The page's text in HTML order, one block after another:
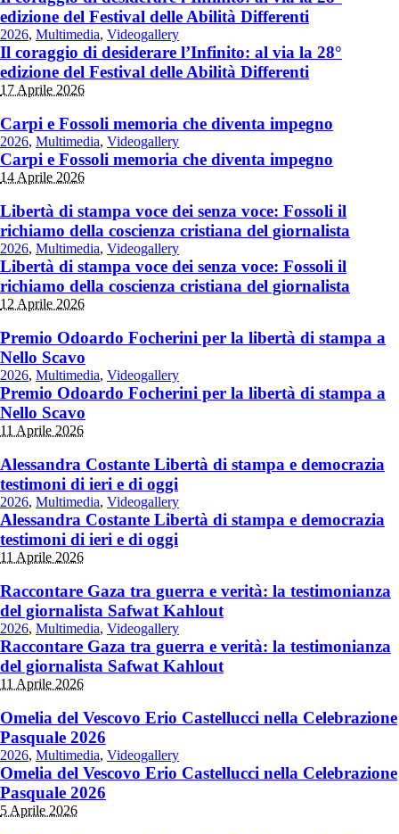
edizione del Festival delle Abilità Differenti
2026, Multimedia, Videogallery
Il coraggio di desiderare l’Infinito: al via la 28°
edizione del Festival delle Abilità Differenti
17 Aprile 2026
Carpi e Fossoli memoria che diventa impegno
2026, Multimedia, Videogallery
Carpi e Fossoli memoria che diventa impegno
14 Aprile 2026
Libertà di stampa voce dei senza voce: Fossoli il
richiamo della coscienza cristiana del giornalista
2026, Multimedia, Videogallery
Libertà di stampa voce dei senza voce: Fossoli il
richiamo della coscienza cristiana del giornalista
12 Aprile 2026
Premio Odoardo Focherini per la libertà di stampa a
Nello Scavo
2026, Multimedia, Videogallery
Premio Odoardo Focherini per la libertà di stampa a
Nello Scavo
11 Aprile 2026
Alessandra Costante Libertà di stampa e democrazia
testimoni di ieri e di oggi
2026, Multimedia, Videogallery
Alessandra Costante Libertà di stampa e democrazia
testimoni di ieri e di oggi
11 Aprile 2026
Raccontare Gaza tra guerra e verità: la testimonianza
del giornalista Safwat Kahlout
2026, Multimedia, Videogallery
Raccontare Gaza tra guerra e verità: la testimonianza
del giornalista Safwat Kahlout
11 Aprile 2026
Omelia del Vescovo Erio Castellucci nella Celebrazione
Pasquale 2026
2026, Multimedia, Videogallery
Omelia del Vescovo Erio Castellucci nella Celebrazione
Pasquale 2026
5 Aprile 2026